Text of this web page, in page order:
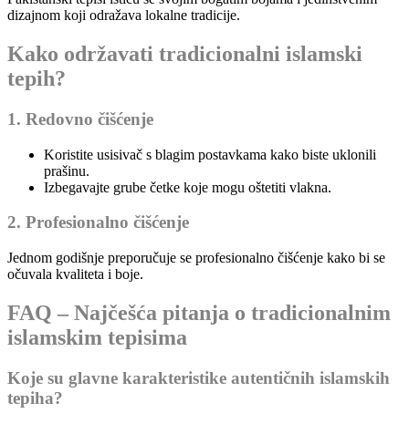
dizajnom koji odražava lokalne tradicije.
Kako održavati tradicionalni islamski
tepih?
1. Redovno čišćenje
Koristite usisivač s blagim postavkama kako biste uklonili
prašinu.
Izbegavajte grube četke koje mogu oštetiti vlakna.
2. Profesionalno čišćenje
Jednom godišnje preporučuje se profesionalno čišćenje kako bi se
očuvala kvaliteta i boje.
FAQ – Najčešća pitanja o tradicionalnim
islamskim tepisima
Koje su glavne karakteristike autentičnih islamskih
tepiha?